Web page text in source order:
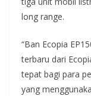
long range.
“Ban Ecopia
terbaru dari
tepat bagi para
yang